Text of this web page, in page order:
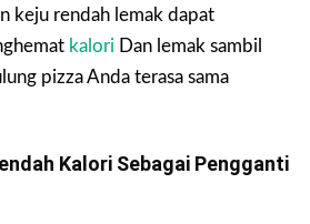
keju rendah lemak dapat
kalori Dan lemak sambil
pizza Anda terasa sama
Kalori Sebagai Pengganti